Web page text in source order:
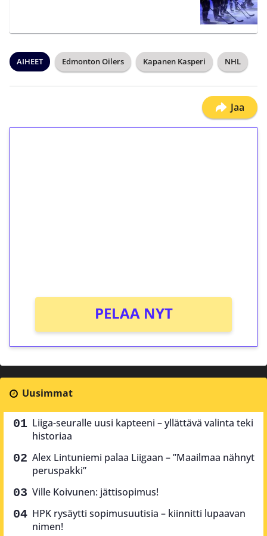
AIHEET Edmonton Oilers Kapanen Kasperi NHL
Jaa
PELAA NYT
Uusimmat
Liiga-seuralle uusi kapteeni – yllättävä valinta teki
historiaa
Alex Lintuniemi palaa Liigaan – ”Maailmaa nähnyt
peruspakki”
Ville Koivunen: jättisopimus!
HPK rysäytti sopimusuutisia – kiinnitti lupaavan
nimen!